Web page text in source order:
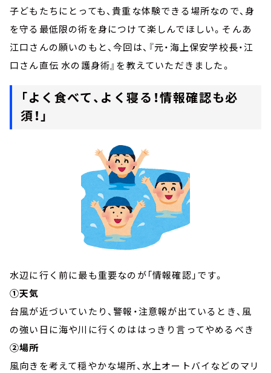
子どもたちにとっても、貴重な体験できる場所なので、身
を守る最低限の術を身につけて楽しんでほしい。そんあ
江口さんの願いのもと、今回は、『元・海上保安学校長・江
口さん直伝 水の護身術』を教えていただきました。
「よく食べて、よく寝る！情報確認も必
須！」
水辺に行く前に最も重要なのが「情報確認」です。
①天気
台風が近づいていたり、警報・注意報が出ているとき、風
の強い日に海や川に行くのははっきり言ってやめるべき
②場所
風向きを考えて穏やかな場所、水上オートバイなどのマリ